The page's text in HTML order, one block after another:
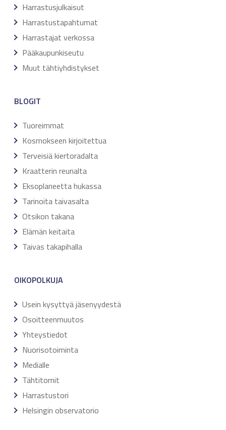
Harrastusjulkaisut
Harrastustapahtumat
Harrastajat verkossa
Pääkaupunkiseutu
Muut tähtiyhdistykset
BLOGIT
Tuoreimmat
Kosmokseen kirjoitettua
Terveisiä kiertoradalta
Kraatterin reunalta
Eksoplaneetta hukassa
Tarinoita taivasalta
Otsikon takana
Elämän keitaita
Taivas takapihalla
OIKOPOLKUJA
Usein kysyttyä jäsenyydestä
Osoitteenmuutos
Yhteystiedot
Nuorisotoiminta
Medialle
Tähtitornit
Harrastustori
Helsingin observatorio